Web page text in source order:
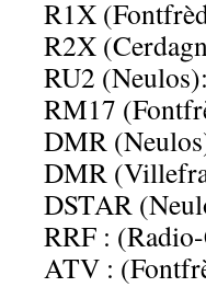
R1X
R2X
RU2
RM17
DMR
DMR
DSTAR
RRF :
ATV :